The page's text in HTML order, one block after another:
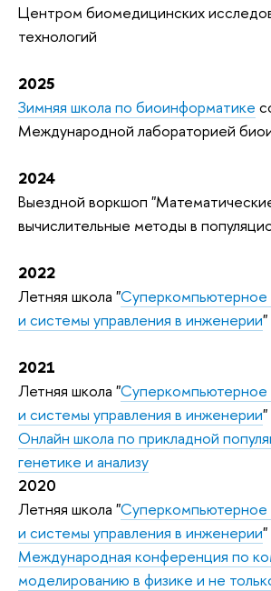
Центром биомедицинских
технологий
2025
Зимняя школа по биоинформатике
Международной лабораторией
2024
Выездной воркшоп
вычислительные методы в
2022
Летняя школа "
и системы управления в инженерии"
2021
Летняя школа "
и системы управления в инженерии"
Онлайн школа по прикладной
генетике и анализу
2020
Летняя школа "
и системы управления в инженерии"
Международная конференция по
моделированию в физике и не